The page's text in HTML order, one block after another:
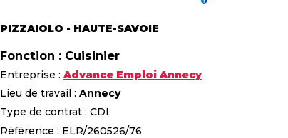
PIZZAIOLO - HAUTE-SAVOIE
Fonction : Cuisinier
Entreprise : Advance Emploi Annecy
Lieu de travail : Annecy
Type de contrat : CDI
Référence : ELR/260526/76